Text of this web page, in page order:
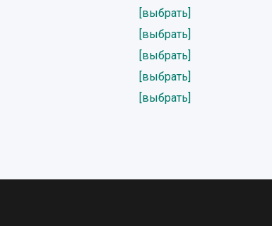
[выбрать]
[выбрать]
[выбрать]
[выбрать]
[выбрать]